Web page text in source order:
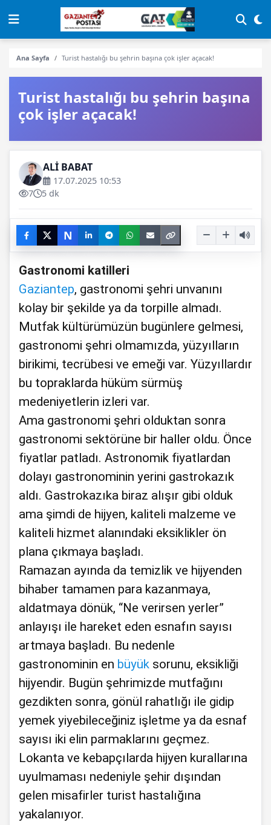
Ana Sayfa Turist hastalığı bu şehrin başına çok işler açacak!
Turist hastalığı bu şehrin başına
çok işler açacak!
ALİ BABAT
17.07.2025 10:53
7
5 dk
N
Gastronomi katilleri
Gaziantep, gastronomi şehri unvanını
kolay bir şekilde ya da torpille almadı.
Mutfak kültürümüzün bugünlere gelmesi,
gastronomi şehri olmamızda, yüzyılların
birikimi, tecrübesi ve emeği var. Yüzyıllardır
bu topraklarda hüküm sürmüş
medeniyetlerin izleri var.
Ama gastronomi şehri olduktan sonra
gastronomi sektörüne bir haller oldu. Önce
fiyatlar patladı. Astronomik fiyatlardan
dolayı gastronominin yerini gastrokazık
aldı. Gastrokazıka biraz alışır gibi olduk
ama şimdi de hijyen, kaliteli malzeme ve
kaliteli hizmet alanındaki eksiklikler ön
plana çıkmaya başladı.
Ramazan ayında da temizlik ve hijyenden
bihaber tamamen para kazanmaya,
aldatmaya dönük, “Ne verirsen yerler”
anlayışı ile hareket eden esnafın sayısı
artmaya başladı. Bu nedenle
gastronominin en büyük sorunu, eksikliği
hijyendir. Bugün şehrimizde mutfağını
gezdikten sonra, gönül rahatlığı ile gidip
yemek yiyebileceğiniz işletme ya da esnaf
sayısı iki elin parmaklarını geçmez.
Lokanta ve kebapçılarda hijyen kurallarına
uyulmaması nedeniyle şehir dışından
gelen misafirler turist hastalığına
yakalanıyor.